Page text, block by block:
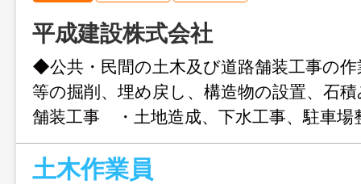
平成建設株式会社
◆公共・民間の土木及び道路舗装工事の
等の掘削、埋め戻し、構造物の設置、
舗装工事 ・土地造成、下水工事、駐車
運搬 等 ＊変更範囲：変更なし ※
ーワークの紹介状が必要です
土木作業員